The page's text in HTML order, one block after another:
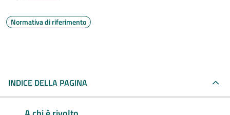
Normativa di riferimento
INDICE DELLA PAGINA